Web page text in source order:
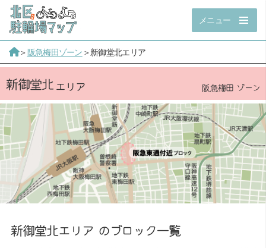
メニュー
＞阪急梅田ゾーン ＞新御堂北エリア
新御堂北 阪急梅田 ゾーン
新御堂北エリア のブロック一覧